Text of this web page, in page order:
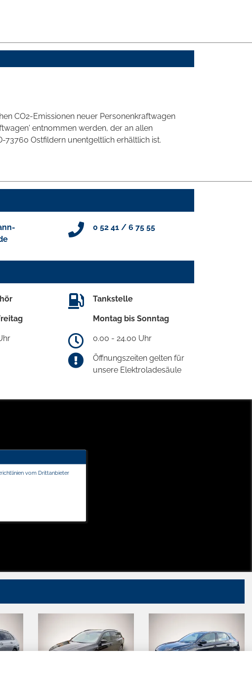
CO2-Emissionen neuer Personenkraftwagen
entnommen werden, der an allen
Ostfildern unentgeltlich erhältlich ist.
0 52 41 / 6 75 55
Tankstelle
Montag bis Sonntag
0.00 - 24.00 Uhr
Öffnungszeiten gelten für
unsere Elektroladesäule
vom Drittanbieter